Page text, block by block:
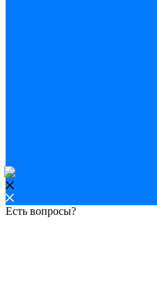
Есть вопросы?